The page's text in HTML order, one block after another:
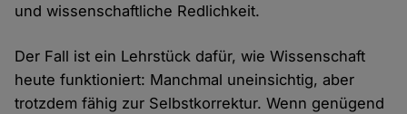
und wissenschaftliche Redlichkeit.
Der Fall ist ein Lehrstück dafür, wie Wissenschaft
heute funktioniert: Manchmal uneinsichtig, aber
trotzdem fähig zur Selbstkorrektur. Wenn genügend